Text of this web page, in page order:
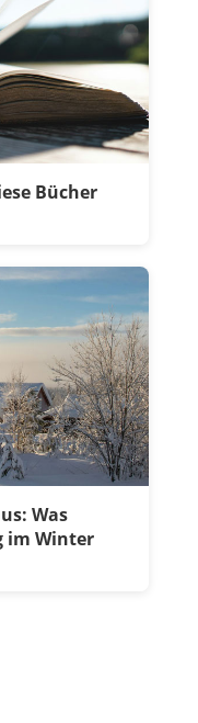
Bücher
Was
im Winter